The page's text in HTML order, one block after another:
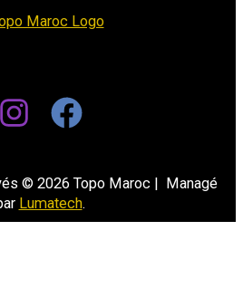
© 2026 Topo Maroc | Managé
Lumatech.